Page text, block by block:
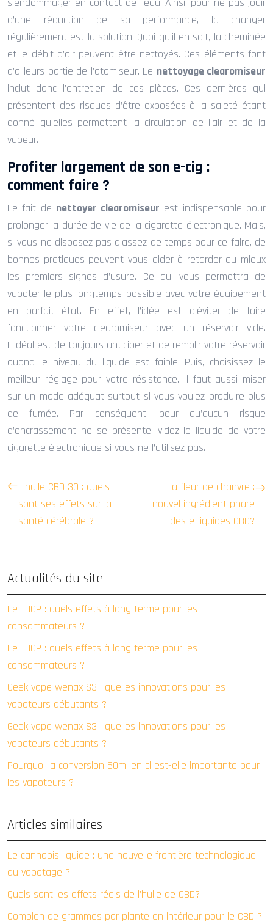
d’une réduction de sa performance, la changer
régulièrement est la solution. Quoi qu’il en soit, la cheminée
et le débit d’air peuvent être nettoyés. Ces éléments font
d’ailleurs partie de l’atomiseur. Le nettoyage clearomiseur
inclut donc l’entretien de ces pièces. Ces dernières qui
présentent des risques d’être exposées à la saleté étant
donné qu’elles permettent la circulation de l’air et de la
vapeur.
Profiter largement de son e-cig :
comment faire ?
Le fait de nettoyer clearomiseur est indispensable pour
prolonger la durée de vie de la cigarette électronique. Mais,
si vous ne disposez pas d’assez de temps pour ce faire, de
bonnes pratiques peuvent vous aider à retarder au mieux
les premiers signes d’usure. Ce qui vous permettra de
vapoter le plus longtemps possible avec votre équipement
en parfait état. En effet, l’idée est d’éviter de faire
fonctionner votre clearomiseur avec un réservoir vide.
L’idéal est de toujours anticiper et de remplir votre réservoir
quand le niveau du liquide est faible. Puis, choisissez le
meilleur réglage pour votre résistance. Il faut aussi miser
sur un mode adéquat surtout si vous voulez produire plus
de fumée. Par conséquent, pour qu’aucun risque
d’encrassement ne se présente, videz le liquide de votre
cigarette électronique si vous ne l’utilisez pas.
L’huile CBD 30 : quels
sont ses effets sur la
santé cérébrale ?
La fleur de chanvre :
nouvel ingrédient phare
des e-liquides CBD?
Actualités du site
Le THCP : quels effets à long terme pour les
consommateurs ?
Le THCP : quels effets à long terme pour les
consommateurs ?
Geek vape wenax S3 : quelles innovations pour les
vapoteurs débutants ?
Geek vape wenax S3 : quelles innovations pour les
vapoteurs débutants ?
Pourquoi la conversion 60ml en cl est-elle importante pour
les vapoteurs ?
Articles similaires
Le cannabis liquide : une nouvelle frontière technologique
du vapotage ?
Quels sont les effets réels de l’huile de CBD?
Combien de grammes par plante en intérieur pour le CBD ?